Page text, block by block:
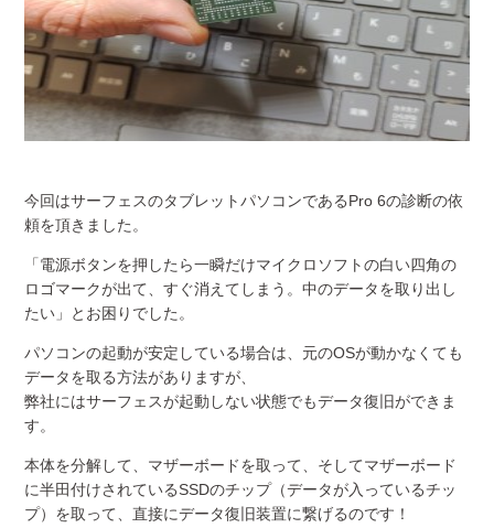
今回はサーフェスのタブレットパソコンであるPro 6の診断の依
頼を頂きました。
「電源ボタンを押したら一瞬だけマイクロソフトの白い四角の
ロゴマークが出て、すぐ消えてしまう。中のデータを取り出し
たい」とお困りでした。
パソコンの起動が安定している場合は、元のOSが動かなくても
データを取る方法がありますが、
弊社にはサーフェスが起動しない状態でもデータ復旧ができま
す。
本体を分解して、マザーボードを取って、そしてマザーボード
に半田付けされているSSDのチップ（データが入っているチッ
プ）を取って、直接にデータ復旧装置に繋げるのです！